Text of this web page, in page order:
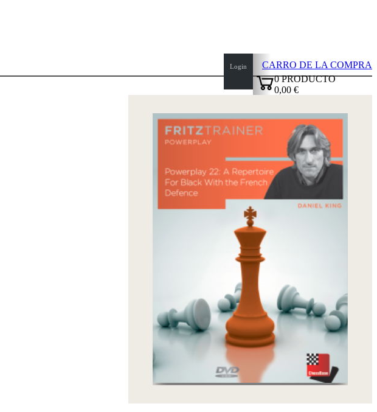
Login
CARRO DE LA COMPRA
0PRODUCTO
0,00 €
top
page
Inicio
Novedades
Autores
Aperturas
Credenciales
TDC
privacidad
sobre
nosotros
FAQ
licencias
Accessibility
Cookies
Management
Compliance
Hotline
Chessbase
Accounts
Suscripción
Ducados
Programas